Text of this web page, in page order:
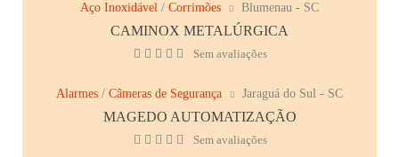
Aço Inoxidável / Corrimões Blumenau - SC
CAMINOX METALÚRGICA
Sem avaliações
Alarmes / Câmeras de Segurança Jaraguá do Sul - SC
MAGEDO AUTOMATIZAÇÃO
Sem avaliações